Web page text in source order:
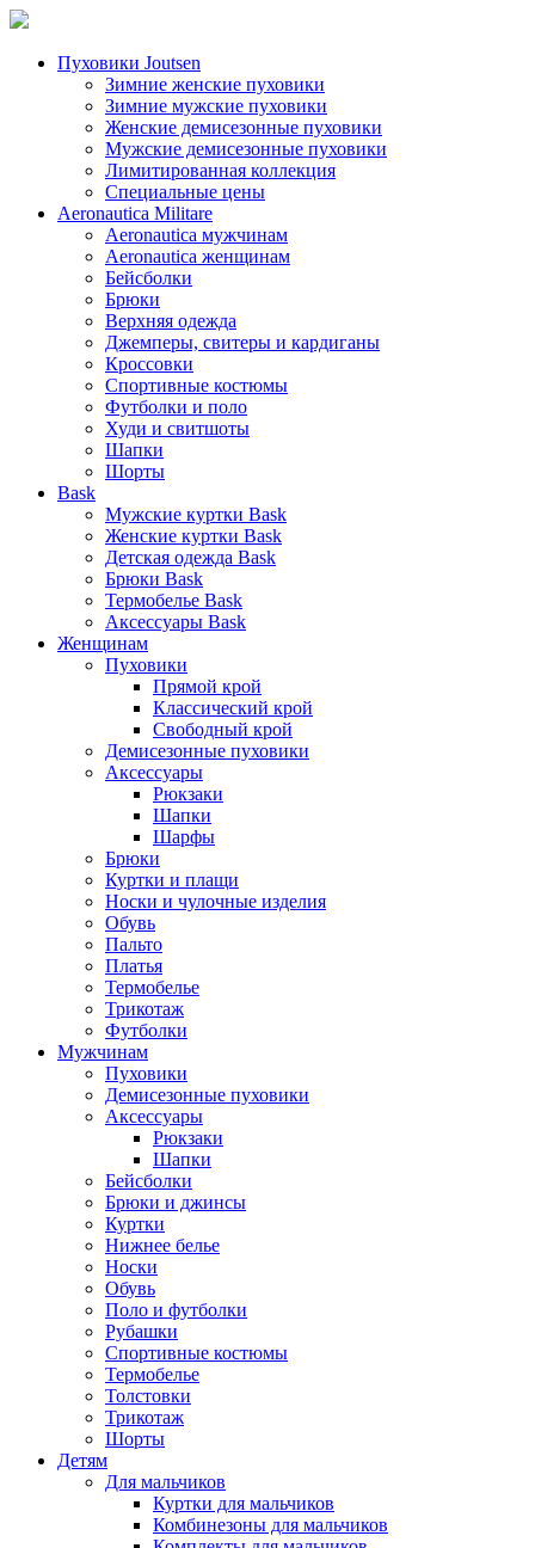
Пуховики Joutsen
Зимние женские пуховики
Зимние мужские пуховики
Женские демисезонные пуховики
Мужские демисезонные пуховики
Лимитированная коллекция
Специальные цены
Aeronautica Militare
Aeronautica мужчинам
Aeronautica женщинам
Бейсболки
Брюки
Верхняя одежда
Джемперы, свитеры и кардиганы
Кроссовки
Спортивные костюмы
Футболки и поло
Худи и свитшоты
Шапки
Шорты
Bask
Мужские куртки Bask
Женские куртки Bask
Детская одежда Bask
Брюки Bask
Термобелье Bask
Аксессуары Bask
Женщинам
Пуховики
Прямой крой
Классический крой
Свободный крой
Демисезонные пуховики
Аксессуары
Рюкзаки
Шапки
Шарфы
Брюки
Куртки и плащи
Носки и чулочные изделия
Обувь
Пальто
Платья
Термобелье
Трикотаж
Футболки
Мужчинам
Пуховики
Демисезонные пуховики
Аксессуары
Рюкзаки
Шапки
Бейсболки
Брюки и джинсы
Куртки
Нижнее белье
Носки
Обувь
Поло и футболки
Рубашки
Спортивные костюмы
Термобелье
Толстовки
Трикотаж
Шорты
Детям
Для мальчиков
Куртки для мальчиков
Комбинезоны для мальчиков